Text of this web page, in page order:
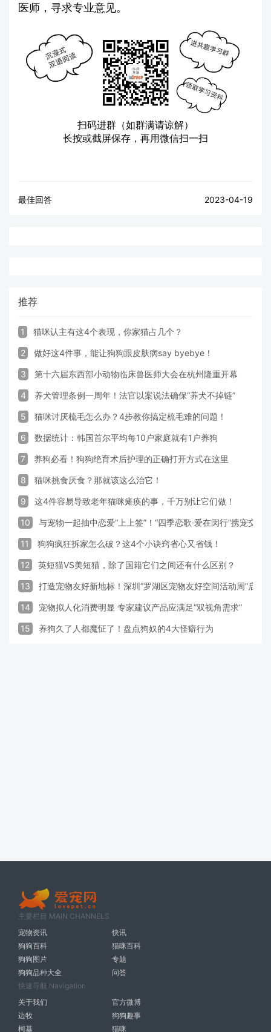
医师，寻求专业意见。
扫码进群（如群满请谅解）
长按或截屏保存，再用微信扫一扫
最佳回答 2023-04-19
推荐
1 猫咪认主有这4个表现，你家猫占几个？
2 做好这4件事，能让狗狗跟皮肤病say byebye！
3 第十六届东西部小动物临床兽医师大会在杭州隆重开幕
4 养犬管理条例一周年！法官以案说法确保“养犬不掉链”
5 猫咪讨厌梳毛怎么办？4步教你搞定梳毛难的问题！
6 数据统计：韩国首尔平均每10户家庭就有1户养狗
7 养狗必看！狗狗绝育术后护理的正确打开方式在这里
8 猫咪挑食厌食？那就该这么治它！
9 这4件容易导致老年猫咪瘫痪的事，千万别让它们做！
10 与宠物一起抽中恋爱“上上签”！“四季恋歌·爱在闵行”携宠交友
11 狗狗疯狂拆家怎么破？这4个小诀窍省心又省钱！
12 英短猫VS美短猫，除了国籍它们之间还有什么区别？
13 打造宠物友好新地标！深圳“罗湖区宠物友好空间活动周”启动
14 宠物拟人化消费明显 专家建议产品应满足“双视角需求”
15 养狗久了人都魔怔了！盘点狗奴的4大怪癖行为
主要栏目 MAIN CHANNELS
宠物资讯
快讯
狗狗百科
猫咪百科
狗狗图片
专题
狗狗品种大全
问答
快速导航 Navigation
关于我们
官方微博
边牧
狗狗趣事
柯基
猫咪